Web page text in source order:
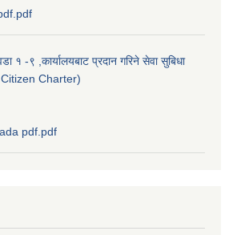
वडा १ -९ ,कार्यालयबाट प्रदान गरिने सेवा सुबिधा
Citizen Charter)
pdf.pdf